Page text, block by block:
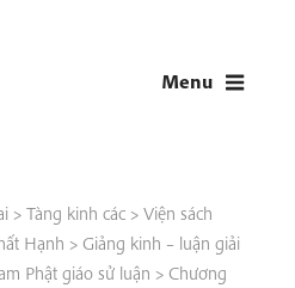
Menu
> Tàng kinh các> Viện sách
Hạnh > Giảng kinh – luận giải
Phật giáo sử luận > Chương